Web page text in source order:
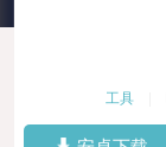
工具